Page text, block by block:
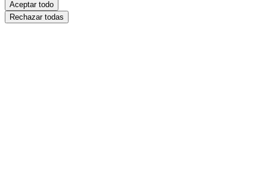
Aceptar todo
Rechazar todas